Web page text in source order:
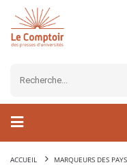
ACCUEIL MARQUEURS DES